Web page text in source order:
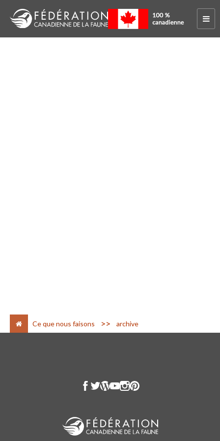
Ce que nous faisons > archive